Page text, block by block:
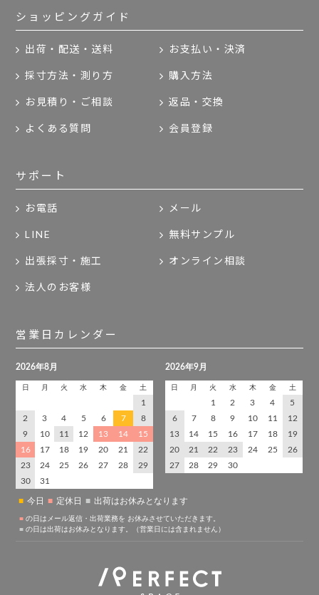
ショッピングガイド
出荷・配送・送料 お支払い・決済
採寸方法・測り方 購入方法
お見積り・ご相談 返品・交換
よくある質問 会員登録
サポート
お電話 メール
LINE 無料サンプル
出張採寸・施工 オンライン相談
法人のお客様
営業日カレンダー